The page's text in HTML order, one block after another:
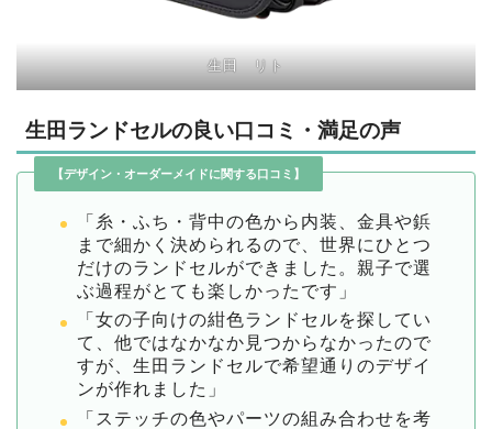
生田 リト
生田ランドセルの良い口コミ・満足の声
【デザイン・オーダーメイドに関する口コミ】
「糸・ふち・背中の色から内装、金具や鋲
まで細かく決められるので、世界にひとつ
だけのランドセルができました。親子で選
ぶ過程がとても楽しかったです」
「女の子向けの紺色ランドセルを探してい
て、他ではなかなか見つからなかったので
すが、生田ランドセルで希望通りのデザイ
ンが作れました」
「ステッチの色やパーツの組み合わせを考